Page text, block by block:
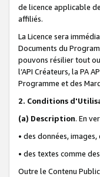
de licence applicable
affiliés.
La Licence sera
Documents du
pouvons résilier tout
l’API Créateurs, la PA
Programme et des
2. Conditions
(a) Description. En
• des données,
• des textes comme
Outre le Contenu